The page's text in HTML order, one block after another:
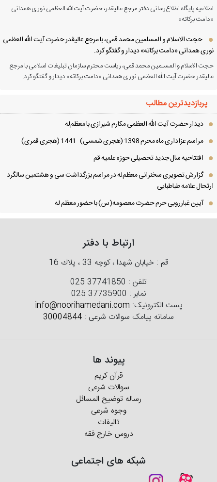
پایگاه اطلاع‌رسانی دفتر مرجع عالیقدر، حضرت آیت‌الله العظمی نوری همدانی
برکاته»
حجت الاسلام و المسلمین محمد قمی، با مرجع عالیقدر حضرت آیت الله العظمی
همدانی «دامت برکاته» دیدار و گفتگو کرد.
الاسلام و المسلمین محمد قمی، ریاست محترم سازمان تبلیغات اسلامی با مرجع
حضرت آیت الله العظمی نوری همدانی «دامت برکاته» دیدار و گفتگو کرد.
پربازدیدترین مطالب
دیدار حضرت آیت الله العظمی مكارم شیرازی با معظم‌له
مراسم عزاداری ماه محرم 1398 (هجری شمسی) - 1441 (هجری قمری)
افتتاحیه سال جدید تحصیلی حوزه علمیه قم
گزارش تصویری سخنرانی معظم‌له در مراسم بزرگداشت سی و هشتمین سالگرد
علامه طباطبایی
آیین غبارروبی حرم حضرت معصومه(س) با حضور معظم له
ارتباط با دفتر
قم : خیابان شهدا ، كوچه 33 ، پلاك 16
تلفن :025 37741850
نمابر :025 37735900
پست الکترونیک:info@noorihamedani.com
سامانه پیامک سوالات شرعی : 30004844
پیوند ها
قرآن کریم
سوالات شرعی
رساله توضیح المسائل
وجوه شرعی
تالیفات
دروس خارج فقه
شبکه های اجتماعی